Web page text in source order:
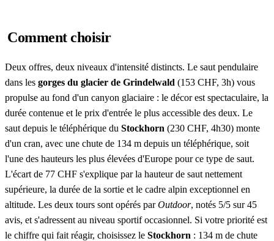
Comment choisir
Deux offres, deux niveaux d'intensité distincts. Le saut pendulaire
dans les gorges du glacier de Grindelwald (153 CHF, 3h) vous
propulse au fond d'un canyon glaciaire : le décor est spectaculaire, la
durée contenue et le prix d'entrée le plus accessible des deux. Le
saut depuis le téléphérique du Stockhorn (230 CHF, 4h30) monte
d'un cran, avec une chute de 134 m depuis un téléphérique, soit
l'une des hauteurs les plus élevées d'Europe pour ce type de saut.
L'écart de 77 CHF s'explique par la hauteur de saut nettement
supérieure, la durée de la sortie et le cadre alpin exceptionnel en
altitude. Les deux tours sont opérés parOutdoor, notés 5/5 sur 45
avis, et s'adressent au niveau sportif occasionnel. Si votre priorité est
le chiffre qui fait réagir, choisissez le Stockhorn : 134 m de chute